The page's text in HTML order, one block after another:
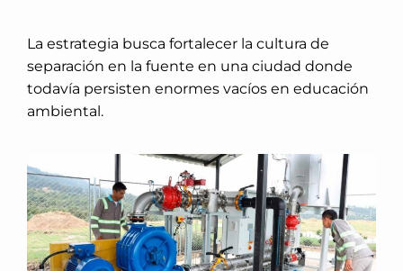
La estrategia busca fortalecer la cultura de
separación en la fuente en una ciudad donde
todavía persisten enormes vacíos en educación
ambiental.